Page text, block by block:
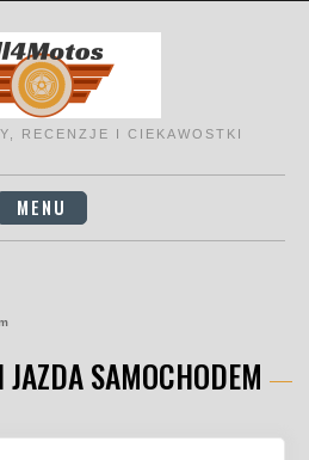
RECENZJE I CIEKAWOSTKI
MENU
SAMOCHODEM